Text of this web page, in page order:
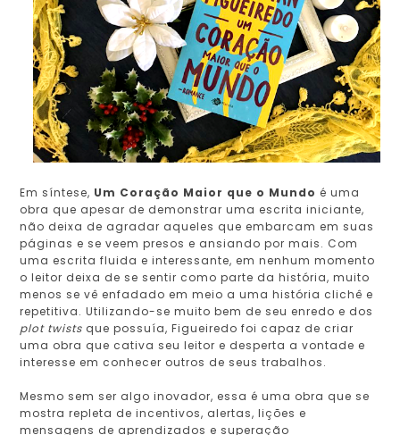
Em síntese, Um Coração Maior que o Mundo é uma
obra que apesar de demonstrar uma escrita iniciante,
não deixa de agradar aqueles que embarcam em suas
páginas e se veem presos e ansiando por mais. Com
uma escrita fluida e interessante, em nenhum momento
o leitor deixa de se sentir como parte da história, muito
menos se vê enfadado em meio a uma história clichê e
repetitiva. Utilizando-se muito bem de seu enredo e dos
plot twists que possuía, Figueiredo foi capaz de criar
uma obra que cativa seu leitor e desperta a vontade e
interesse em conhecer outros de seus trabalhos.
Mesmo sem ser algo inovador, essa é uma obra que se
mostra repleta de incentivos, alertas, lições e
mensagens de aprendizados e superação